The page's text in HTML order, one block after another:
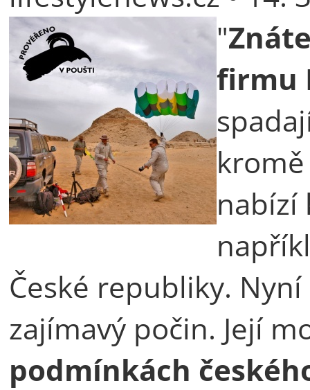
"
firmu
nabízí
České republiky.
zajímavý počin. Její
podmínkách